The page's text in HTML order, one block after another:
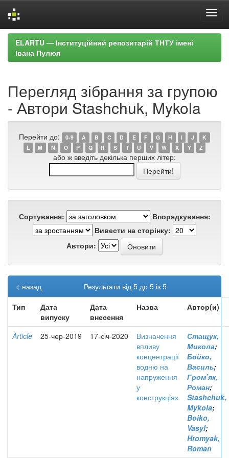
Skip
navigation
ELARTU — Інституційний репозитарій ТНТУ імені
Івана Пулюя
Перегляд зібрання за групою
- Автори Stashchuk, Mykola
Перейти до: 0-9 A B C D E F G H I J
K
L
M N O P Q R S T U V W X Y Z
або ж введіть декілька перших літер:
Сортування:
Впорядкування:
Вивести на сторінку:
Автори:
Результати від 5 до 5 із 5
< назад
Тип
Дата
випуску
Дата
внесення
Назва Автор(и)
Article 25-чер-2019 17-січ-2020
Визначення
впливу
концентрації
водню на
напруження
у
конструкціях
Стащук,
Микола;
Бойко,
Василь;
Гром’як,
Роман;
Stashchuk,
Mykola;
Boiko,
Vasyl;
Hromyak,
Roman